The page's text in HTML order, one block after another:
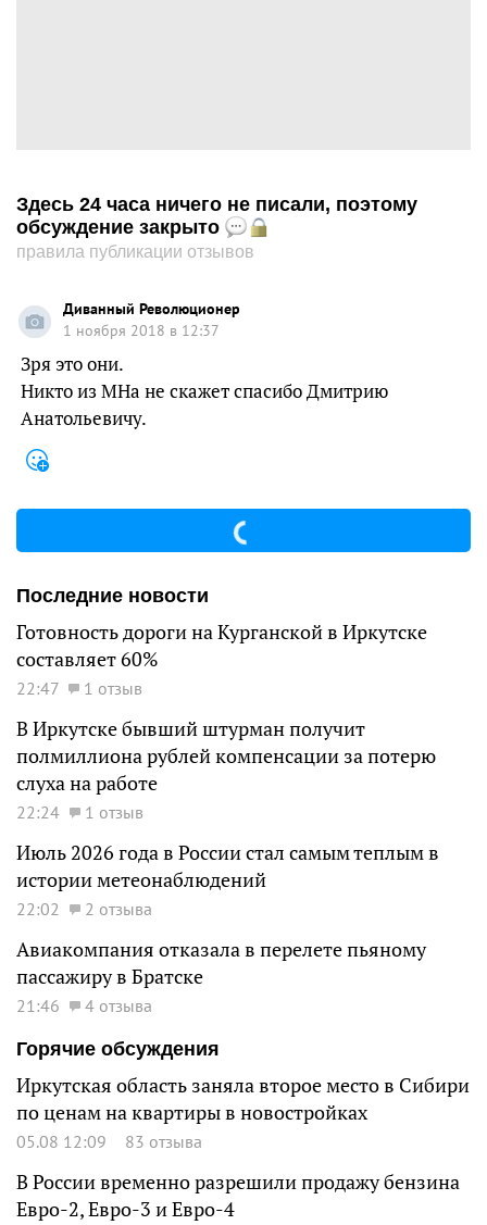
Здесь 24 часа ничего не писали, поэтому
обсуждение закрыто
правила публикации отзывов
Диванный Революционер
1 ноября 2018 в 12:37
Зря это они.
Никто из МНа не скажет спасибо Дмитрию
Анатольевичу.
Последние новости
Готовность дороги на Курганской в Иркутске
составляет 60%
22:47 1 отзыв
В Иркутске бывший штурман получит
полмиллиона рублей компенсации за потерю
слуха на работе
22:24 1 отзыв
Июль 2026 года в России стал самым теплым в
истории метеонаблюдений
22:02 2 отзыва
Авиакомпания отказала в перелете пьяному
пассажиру в Братске
21:46
4 отзыва
Горячие обсуждения
Иркутская область заняла второе место в Сибири
по ценам на квартиры в новостройках
05.08 12:09 83 отзыва
В России временно разрешили продажу бензина
Евро-2, Евро-3 и Евро-4